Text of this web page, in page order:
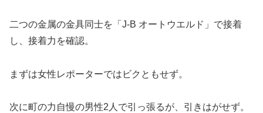
二つの金属の金具同士を「J-B オートウエルド」で接着
し、接着力を確認。
まずは女性レポーターではビクともせず。
次に町の力自慢の男性2人で引っ張るが、引きはがせず。